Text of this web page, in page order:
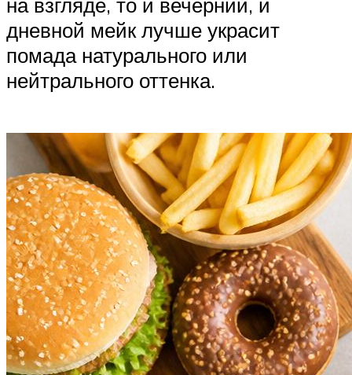
дневной мейк лучше украсит
помада натурального или
нейтрального оттенка.